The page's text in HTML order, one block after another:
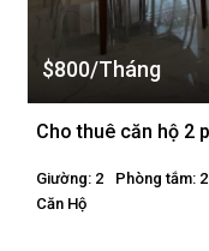
$800/Tháng
Giường: 2 Phòng tắm: 2
Căn Hộ